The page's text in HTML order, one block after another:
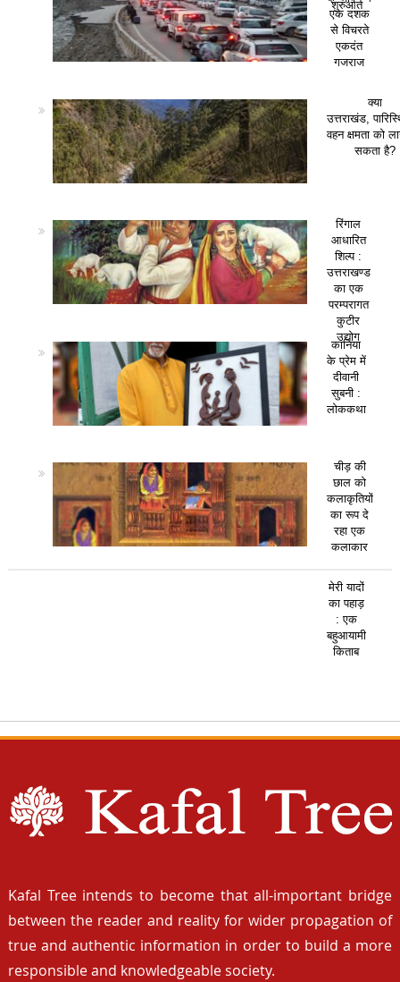
शुरुआत
एक दशक
से विचरते
एकदंत
गजराज
क्या
उत्तराखंड,
वहन क्षमता को
सकता है?
रिंगाल
आधारित
शिल्प :
उत्तराखण्ड
का एक
परम्परागत
कुटीर
उद्योग
कानिया
के प्रेम में
दीवानी
सुबनी :
लोककथा
चीड़ की
छाल को
कलाकृतियों
का रूप दे
रहा एक
कलाकार
मेरी यादों
का पहाड़
: एक
बहुआयामी
किताब
Kafal Tree intends to become that all-important bridge
between the reader and reality for wider propagation of
true and authentic information in order to build a more
responsible and knowledgeable society.